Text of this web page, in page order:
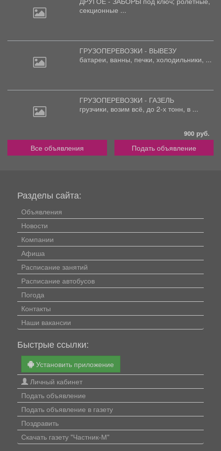
секционные ...
ГРУЗОПЕРЕВОЗКИ - ВЫВЕЗУ
батареи, ванны, печки, холодильники, ...
ГРУЗОПЕРЕВОЗКИ - ГАЗЕЛЬ
грузчики, возим всё, до 2-х тонн, в ...
900 руб.
Все объявления Подать объявление
Разделы сайта:
Объявления
Новости
Компании
Афиша
Расписание занятий
Расписание автобусов
Погода
Контакты
Наши вакансии
Быстрые ссылки:
Установить приложение
Личный кабинет
Подать объявление
Подать объявление в газету
Поздравить
Скачать газету "Частник-М"